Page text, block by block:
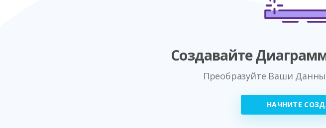
Создавайте
Преобразуйте Ваши
НАЧНИТЕ